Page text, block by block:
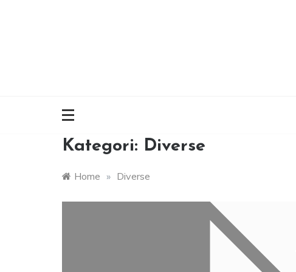
Kategori: Diverse
Home » Diverse